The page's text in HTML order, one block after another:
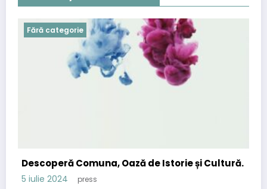
Fără categorie
Descoperă Comuna, Oază de Istorie și Cultură.
5 iulie 2024 press